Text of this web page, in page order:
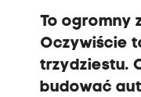
To ogromny
Oczywiście
trzydziestu.
budować